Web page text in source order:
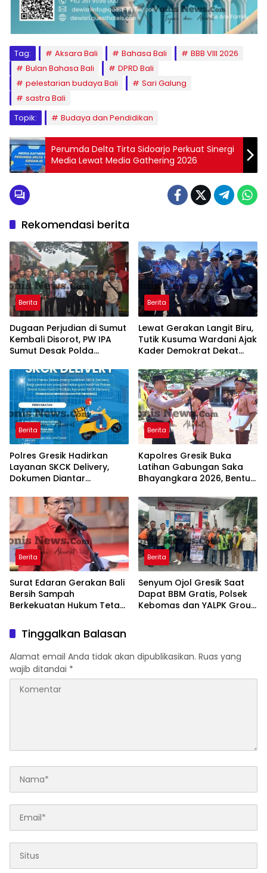
Tag: Aksara Bali Bahasa Bali
BBB VIII 2026
Bulan Bahasa Bali
DPRD Bali
pelestarian budaya Bali
Sari Galung
sastra Bali
Topik:
Budaya dan Pendidikan
Perumda Delta Tirta Sidoarjo Perkuat Sinergi
Media Lewat Media Gathering 2026
Rekomendasi berita
Berita
Dugaan Perjudian di Sumut
Kembali Disorot, PW IPA
Sumut Desak Polda
Berita
Lewat Gerakan Langit Biru,
Tutik Kusuma Wardani Ajak
Kader Demokrat Dekat
Kerja Nyata
Berita
Polres Gresik Hadirkan
Layanan SKCK Delivery,
Dokumen Diantar
Pemohon
Berita
Kapolres Gresik Buka
Latihan Gabungan Saka
Bhayangkara 2026, Bentuk
Berkarakter dan Peduli
Kamtibmas
Berita
Surat Edaran Gerakan Bali
Bersih Sampah
Berkekuatan Hukum Tetap,
PTUN dan Banding
Berita
Senyum Ojol Gresik Saat
Dapat BBM Gratis, Polsek
Kebomas dan YALPK Group
Tinggalkan Balasan
Alamat email Anda tidak akan dipublikasikan. Ruas yang
wajib ditandai *